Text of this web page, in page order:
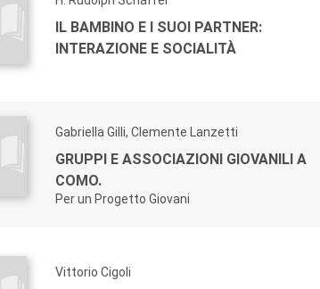
IL BAMBINO E I SUOI PARTNER:
INTERAZIONE E SOCIALITÀ
Gabriella Gilli, Clemente Lanzetti
GRUPPI E ASSOCIAZIONI GIOVANILI A
COMO.
Per un Progetto Giovani
Vittorio Cigoli